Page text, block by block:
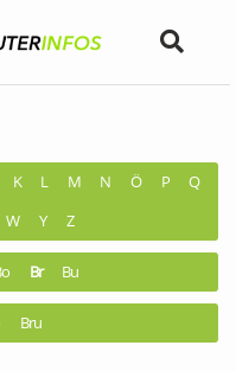
K L M N Ö P
Q
W Y Z
Br Bu
Bru